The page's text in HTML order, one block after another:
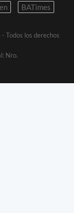
BATimes
Todos los derechos
Nro.